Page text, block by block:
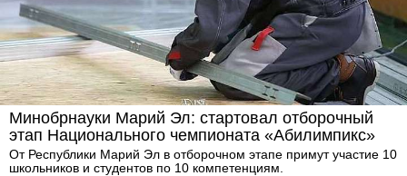
Минобрнауки Марий Эл: стартовал отборочный
этап Национального чемпионата «Абилимпикс»
От Республики Марий Эл в отборочном этапе примут участие 10
школьников и студентов по 10 компетенциям.